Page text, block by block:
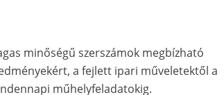
minőségű szerszámok megbízható
a fejlett ipari műveletektől a
műhelyfeladatokig.